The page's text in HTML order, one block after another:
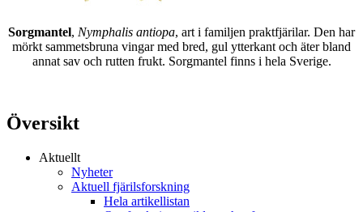
Sorgmantel, Nymphalis antiopa, art i familjen praktfjärilar. Den har
mörkt sammetsbruna vingar med bred, gul ytterkant och äter bland
annat sav och rutten frukt. Sorgmantel finns i hela Sverige.
Översikt
Aktuellt
Nyheter
Aktuell fjärilsforskning
Hela artikellistan